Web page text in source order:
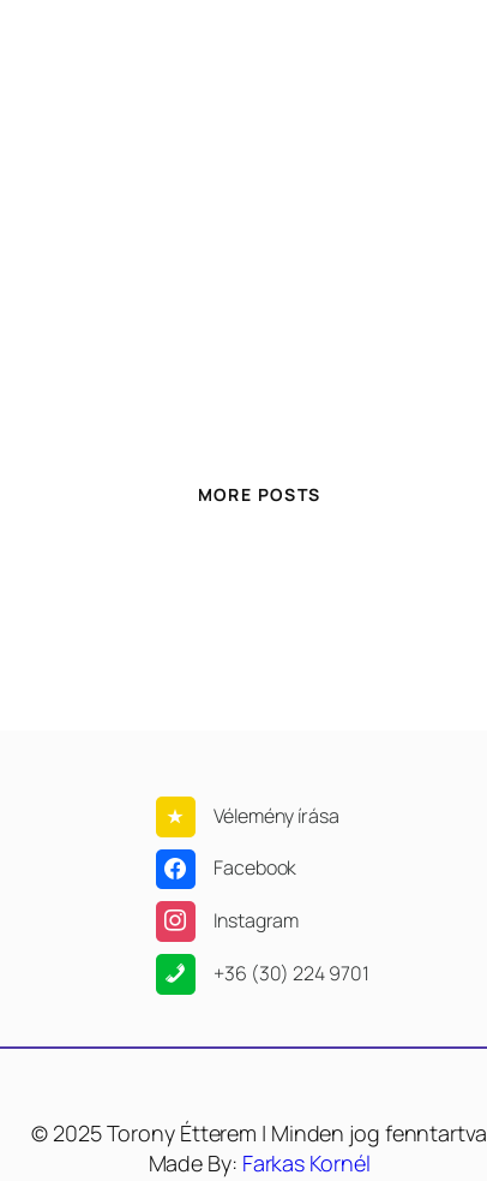
MORE POSTS
Vélemény írása
Facebook
Instagram
+36 (30) 224 9701
© 2025 Torony Étterem | Minden jog fenntartva
Made By: Farkas Kornél